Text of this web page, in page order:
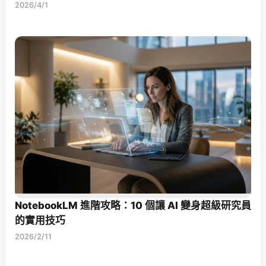
2026/4/1
NotebookLM 進階攻略：10 個讓 AI 變身超級研究員
的實用技巧
2026/2/11